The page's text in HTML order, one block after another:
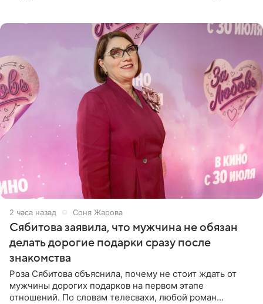
2 часа назад Соня Жарова
Сябитова заявила, что мужчина не обязан
делать дорогие подарки сразу после
знакомства
Роза Сябитова объяснила, почему не стоит ждать от
мужчины дорогих подарков на первом этапе
отношений. По словам телесвахи, любой роман